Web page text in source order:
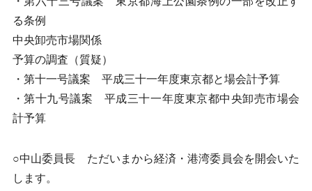
る条例
中央卸売市場関係
予算の調査（質疑）
・第十一号議案 平成三十一年度東京都と場会計予算
・第十九号議案 平成三十一年度東京都中央卸売市場会
計予算
○中山委員長 ただいまから経済・港湾委員会を開会いた
します。